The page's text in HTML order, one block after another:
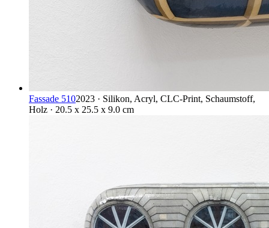
Fassade 5102023 · Silikon, Acryl, CLC-Print, Schaumstoff,
Holz · 20.5 x 25.5 x 9.0 cm